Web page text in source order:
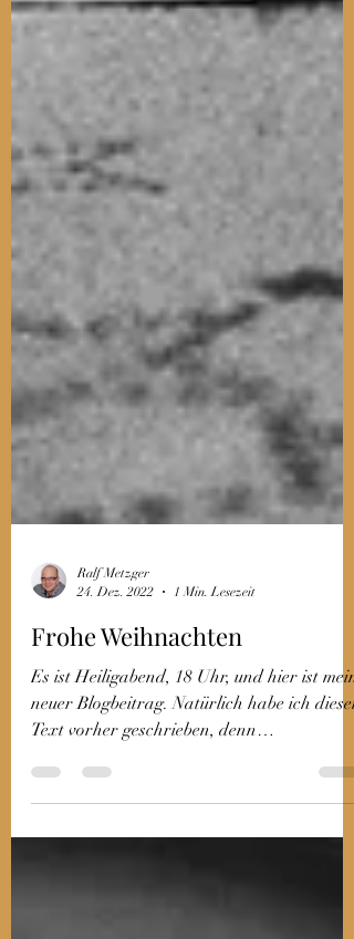
24. Dez. 2022
1 Min. Lesezeit
Frohe Weihnachten
Es ist Heiligabend, 18 Uhr, und hier ist mein
neuer Blogbeitrag. Natürlich habe ich diesen
Text vorher geschrieben, denn
Weihnachten...